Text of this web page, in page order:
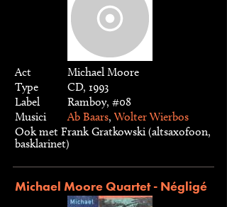
Act
Michael Moore
Type
CD, 1993
Label
Ramboy, #08
Musici
Ab Baars,Wolter Wierbos
Ook met Frank Gratkowski (altsaxofoon,
basklarinet)
Michael Moore Quartet - Négligé